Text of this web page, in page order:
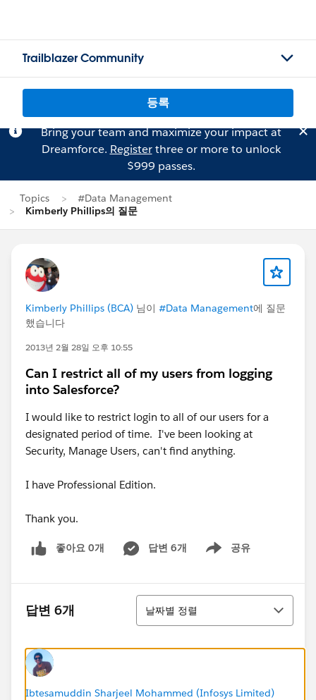
Trailblazer Community
등록
Bring your team and maximize your impact at
Dreamforce. Registerthree or more to unlock
$999 passes.
Topics
#Data Management
Kimberly Phillips의 질문
Kimberly Phillips (BCA) 님이 #Data Management에 질문
했습니다
2013년 2월 28일 오후 10:55
Can I restrict all of my users from logging
into Salesforce?
I would like to restrict login to all of our users for a
designated period of time. I've been looking at
Security, Manage Users, can't find anything.
I have Professional Edition.
Thank you.
좋아요 0개 답변 6개 공유
Show menu
답변 6개
정렬
날짜별 정렬
Ibtesamuddin Sharjeel Mohammed (Infosys Limited)